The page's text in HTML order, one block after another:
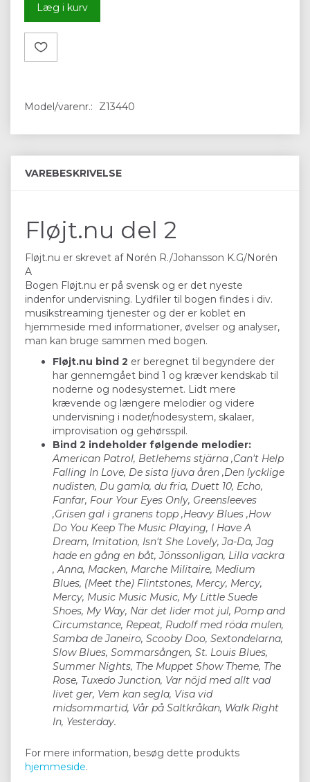
Læg i kurv
Model/varenr.: Z13440
VAREBESKRIVELSE
Fløjt.nu del 2
Fløjt.nu er skrevet af Norén R./Johansson K.G/Norén
A
Bogen Fløjt.nu er på svensk og er det nyeste
indenfor undervisning. Lydfiler til bogen findes i div.
musikstreaming tjenester og der er koblet en
hjemmeside med informationer, øvelser og analyser,
man kan bruge sammen med bogen.
Fløjt.nu bind 2 er beregnet til begyndere der
har gennemgået bind 1 og kræver kendskab til
noderne og nodesystemet. Lidt mere
krævende og længere melodier og videre
undervisning i noder/nodesystem, skalaer,
improvisation og gehørsspil.
Bind 2 indeholder følgende melodier:
American Patrol, Betlehems stjärna ,Can't Help
Falling In Love, De sista ljuva åren ,Den lycklige
nudisten, Du gamla, du fria, Duett 10, Echo,
Fanfar, Four Your Eyes Only, Greensleeves
,Grisen gal i granens topp ,Heavy Blues ,How
Do You Keep The Music Playing, I Have A
Dream, Imitation, Isn't She Lovely, Ja-Da, Jag
hade en gång en båt, Jönssonligan, Lilla vackra
, Anna, Macken, Marche Militaire, Medium
Blues, (Meet the) Flintstones, Mercy, Mercy,
Mercy, Music Music Music, My Little Suede
Shoes, My Way, När det lider mot jul, Pomp and
Circumstance, Repeat, Rudolf med röda mulen,
Samba de Janeiro, Scooby Doo, Sextondelarna,
Slow Blues, Sommarsången, St. Louis Blues,
Summer Nights, The Muppet Show Theme, The
Rose, Tuxedo Junction, Var nöjd med allt vad
livet ger, Vem kan segla, Visa vid
midsommartid, Vår på Saltkråkan, Walk Right
In, Yesterday.
For mere information, besøg dette produkts
hjemmeside.